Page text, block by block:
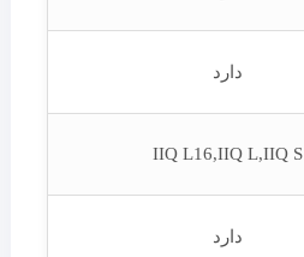
دارد
IIQ L16,IIQ L,IIQ S
دارد